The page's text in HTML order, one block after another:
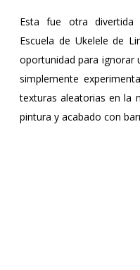
Esta fue otra
Escuela de Ukelele de
oportunidad para ignorar
simplemente
texturas aleatorias en la
pintura y acabado con